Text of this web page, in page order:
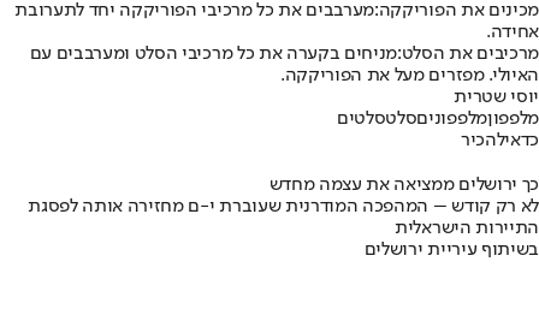
מכינים את הפוריקקה:מערבבים את כל מרכיבי הפוריקקה יחד לתערובת
אחידה.
מרכיבים את הסלט:מניחים בקערה את כל מרכיבי הסלט ומערבבים עם
האיולי. מפזרים מעל את הפוריקקה.
יוסי שטרית
מלפפוןמלפפוניםסלטסלטים
כדאילהכיר
כך ירושלים ממציאה את עצמה מחדש
לא רק קודש – המהפכה המודרנית שעוברת י-ם מחזירה אותה לפסגת
התיירות הישראלית
בשיתוף עיריית ירושלים